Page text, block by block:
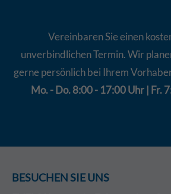
Vereinbaren Sie einen
unverbindlichen Termin. Wir
gerne persönlich bei Ihrem
Mo. - Do. 8:00 - 17:00 Uhr | Fr.
BESUCHEN SIE UNS